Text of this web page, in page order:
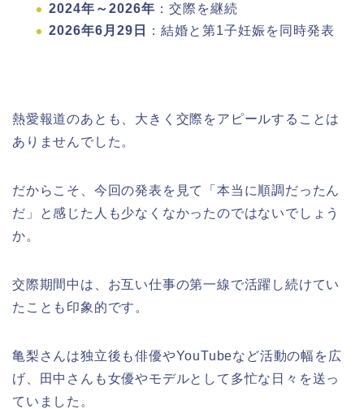
2024年～2026年 ：交際を継続
2026年6月29日
：結婚と第1子妊娠を同時発表
熱愛報道のあとも、大きく交際をアピールすることは
ありませんでした。
だからこそ、今回の発表を見て「本当に順調だったん
だ」と感じた人も少なくなかったのではないでしょう
か。
交際期間中は、お互い仕事の第一線で活躍し続けてい
たことも印象的です。
亀梨さんは独立後も俳優やYouTubeなど活動の幅を広
げ、田中さんも女優やモデルとして多忙な日々を送っ
ていました。